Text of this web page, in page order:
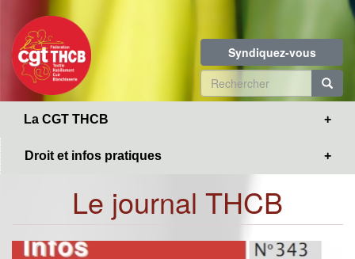
contenu
principal
Syndiquez-vous
Formulaire
de
La CGT THCB
Droit et infos pratiques
Le journal THCB